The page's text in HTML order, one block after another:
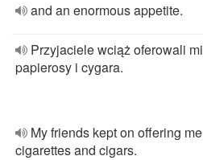
and an enormous appetite.
Przyjaciele wciąż oferowali mi
papierosy i cygara.
My friends kept on offering me
cigarettes and cigars.